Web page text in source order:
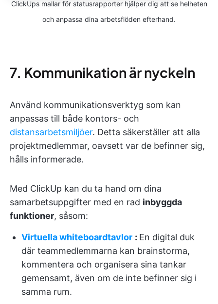
ClickUps mallar för statusrapporter hjälper dig att se helheten
och anpassa dina arbetsflöden efterhand.
7. Kommunikation är nyckeln
Använd kommunikationsverktyg som kan
anpassas till både kontors- och
distansarbetsmiljöer. Detta säkerställer att alla
projektmedlemmar, oavsett var de befinner sig,
hålls informerade.
Med ClickUp kan du ta hand om dina
samarbetsuppgifter med en rad inbyggda
funktioner, såsom:
Virtuella whiteboardtavlor : En digital duk
där teammedlemmarna kan brainstorma,
kommentera och organisera sina tankar
gemensamt, även om de inte befinner sig i
samma rum.